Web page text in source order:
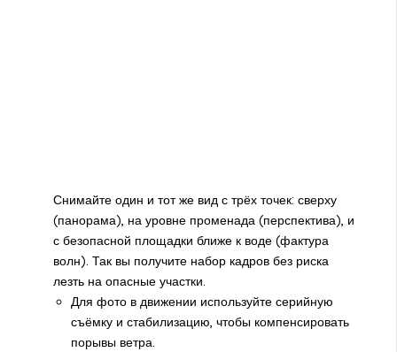
Снимайте один и тот же вид с трёх точек: сверху
(панорама), на уровне променада (перспектива), и
с безопасной площадки ближе к воде (фактура
волн). Так вы получите набор кадров без риска
лезть на опасные участки.
Для фото в движении используйте серийную
съёмку и стабилизацию, чтобы компенсировать
порывы ветра.